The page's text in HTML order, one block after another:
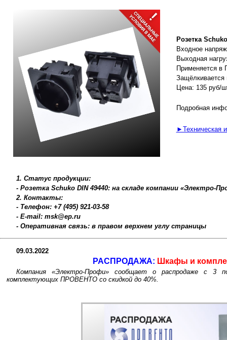
Розетка
Входное
Выходная
Применяется в
Защёлкивается
Цена: 135 руб/
Подробная
►Техническая
1. Статус продукции:
- Розетка Schuko DIN 49440: на складе компании «Электро-
2. Контакты:
- Телефон: +7 (495) 921-03-58
- E-mail: msk@ep.ru
- Оперативная связь: в правом верхнем углу страницы
09.03.2022
РАСПРОДАЖА: Шкафы и
Компания «Электро-Профи» сообщает о распродаже с 3
комплектующих ПРОВЕНТО со скидкой до 40%.